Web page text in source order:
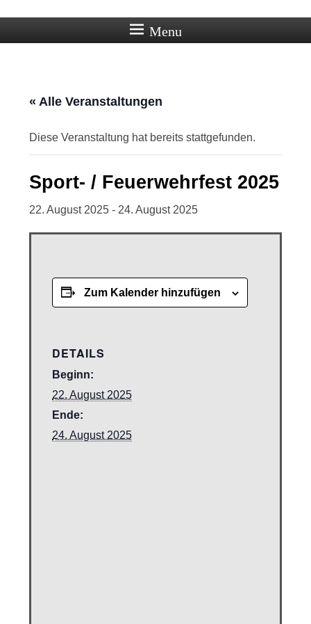
Menu
« Alle Veranstaltungen
Diese Veranstaltung hat bereits stattgefunden.
Sport- / Feuerwehrfest 2025
22. August 2025 - 24. August 2025
Zum Kalender hinzufügen
DETAILS
Beginn:
22. August 2025
Ende:
24. August 2025